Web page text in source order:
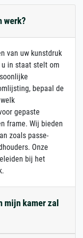
werk?
van uw kunstdruk
in staat stelt om
bepaal de
gepaste
frame. Wij bieden
zoals passe-
Onze
bij het
mijn kamer zal